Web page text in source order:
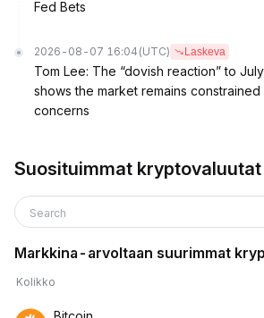
Fed Bets
2026-08-07 16:04 (UTC) Laskeva
Tom Lee: The “dovish reaction” to
shows the market remains
concerns
Suosituimmat kryptovaluutat
Search
Markkina-arvoltaan suurimmat
Kolikko